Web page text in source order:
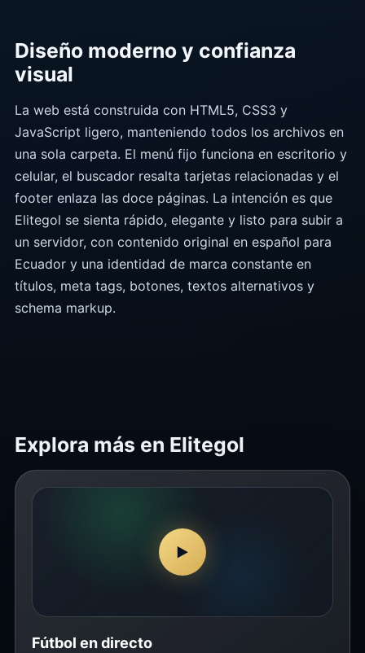
Diseño moderno y confianza
visual
La web está construida con HTML5, CSS3 y
JavaScript ligero, manteniendo todos los archivos en
una sola carpeta. El menú fijo funciona en escritorio y
celular, el buscador resalta tarjetas relacionadas y el
footer enlaza las doce páginas. La intención es que
Elitegol se sienta rápido, elegante y listo para subir a
un servidor, con contenido original en español para
Ecuador y una identidad de marca constante en
títulos, meta tags, botones, textos alternativos y
schema markup.
Explora más en Elitegol
▶
Fútbol en directo